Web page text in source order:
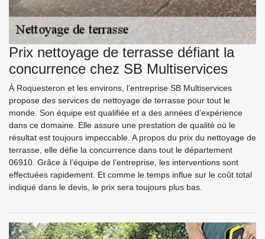
Prix nettoyage de terrasse défiant la
concurrence chez SB Multiservices
À Roquesteron et les environs, l’entreprise SB Multiservices
propose des services de nettoyage de terrasse pour tout le
monde. Son équipe est qualifiée et a des années d’expérience
dans ce domaine. Elle assure une prestation de qualité où le
résultat est toujours impeccable. A propos du prix du nettoyage de
terrasse, elle défie la concurrence dans tout le département
06910. Grâce à l’équipe de l’entreprise, les interventions sont
effectuées rapidement. Et comme le temps influe sur le coût total
indiqué dans le devis, le prix sera toujours plus bas.